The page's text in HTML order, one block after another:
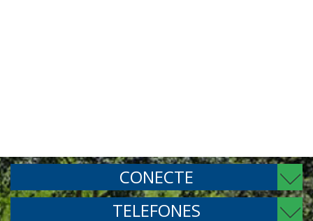
CONECTE
TELEFONES